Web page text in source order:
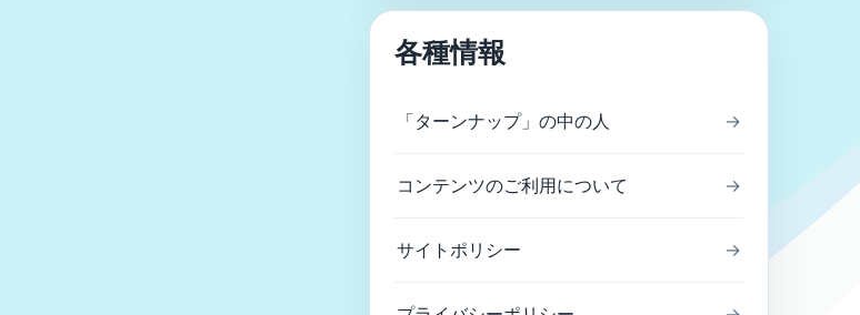
各種情報
「ターンナップ」の中の人 →
コンテンツのご利用について →
サイトポリシー →